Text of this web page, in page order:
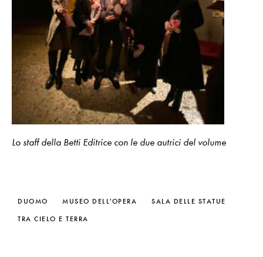
Lo staff della Betti Editrice con le due autrici del volume
DUOMO MUSEO DELL'OPERA
SALA DELLE STATUE
TRA CIELO E TERRA